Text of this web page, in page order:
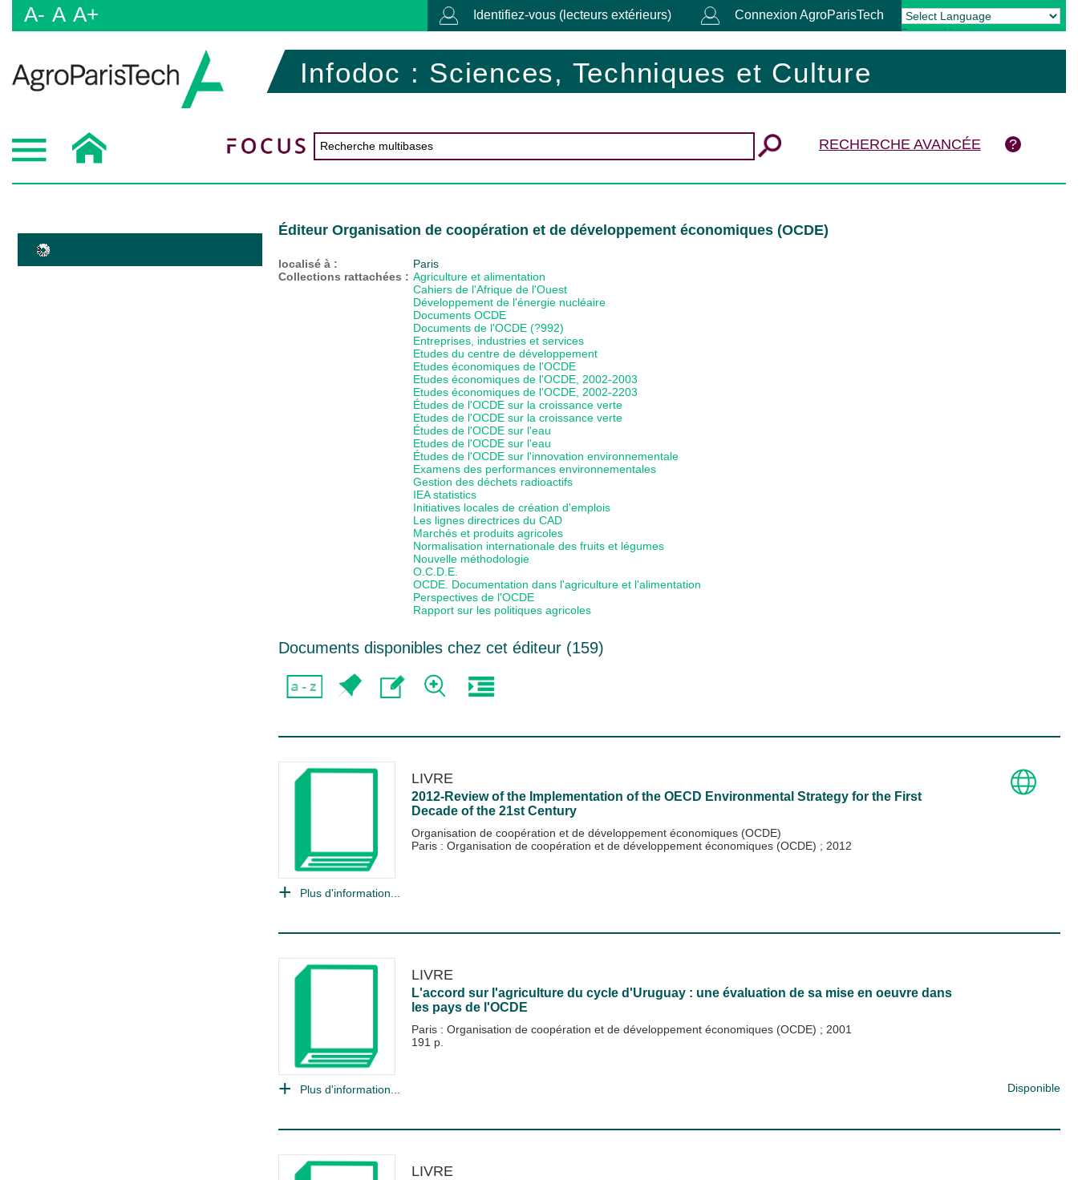
A- A A+ Identifiez-vous (lecteurs extérieurs) Connexion AgroParisTech
Powered by Translate
Infodoc : Sciences, Techniques et Culture
RECHERCHE AVANCÉE
Éditeur Organisation de coopération et de développement économiques (OCDE)
localisé à :
Paris
Collections rattachées : Agriculture et alimentation
Cahiers de l'Afrique de l'Ouest
Développement de l'énergie nucléaire
Documents OCDE
Documents de l'OCDE (?992)
Entreprises, industries et services
Etudes du centre de développement
Etudes économiques de l'OCDE
Etudes économiques de l'OCDE, 2002-2003
Etudes économiques de l'OCDE, 2002-2203
Études de l'OCDE sur la croissance verte
Etudes de l'OCDE sur la croissance verte
Études de l'OCDE sur l'eau
Etudes de l'OCDE sur l'eau
Études de l'OCDE sur l'innovation environnementale
Examens des performances environnementales
Gestion des déchets radioactifs
IEA statistics
Initiatives locales de création d'emplois
Les lignes directrices du CAD
Marchés et produits agricoles
Normalisation internationale des fruits et légumes
Nouvelle méthodologie
O.C.D.E.
OCDE. Documentation dans l'agriculture et l'alimentation
Perspectives de l'OCDE
Rapport sur les politiques agricoles
Documents disponibles chez cet éditeur (159)
LIVRE
2012-Review of the Implementation of the OECD Environmental Strategy for the First
Decade of the 21st Century
Organisation de coopération et de développement économiques (OCDE)
Paris : Organisation de coopération et de développement économiques (OCDE) ; 2012
Plus d'information...
LIVRE
L'accord sur l'agriculture du cycle d'Uruguay : une évaluation de sa mise en oeuvre dans
les pays de l'OCDE
Paris : Organisation de coopération et de développement économiques (OCDE) ; 2001
191 p.
Plus d'information... Disponible
LIVRE